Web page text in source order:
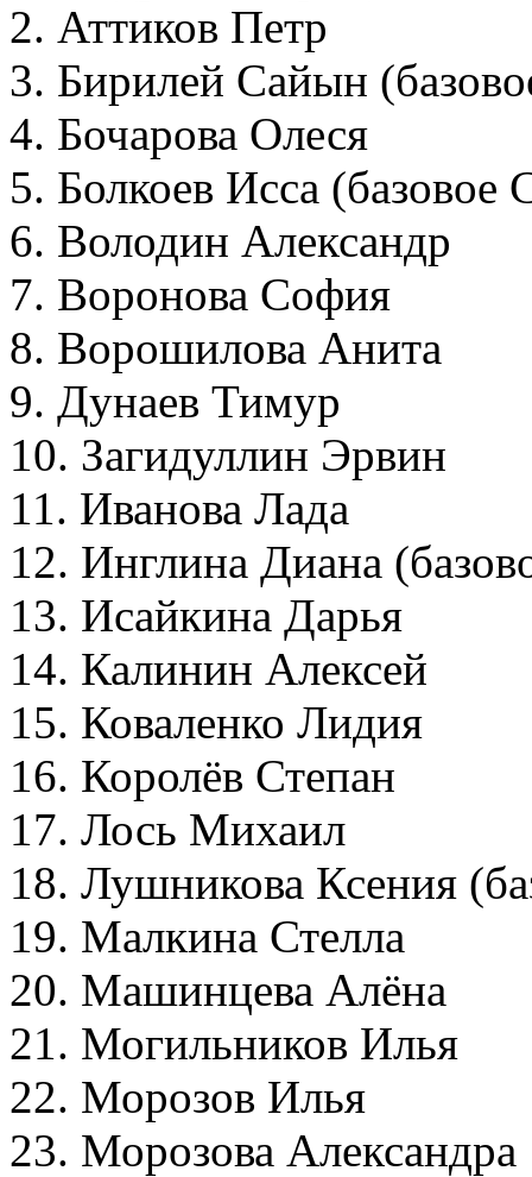
2. Аттиков Петр
3. Бирилей Сайын
4. Бочарова Олеся
5. Болкоев Исса
6. Володин Александр
7. Воронова София
8. Ворошилова Анита
9. Дунаев Тимур
10. Загидуллин Эрвин
11. Иванова Лада
12. Инглина Диана
13. Исайкина Дарья
14. Калинин Алексей
15. Коваленко Лидия
16. Королёв Степан
17. Лось Михаил
18. Лушникова Ксения
19. Малкина Стелла
20. Машинцева Алёна
21. Могильников Илья
22. Морозов Илья
23. Морозова Александра